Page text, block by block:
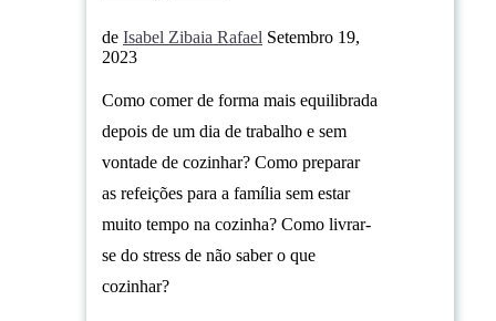
de Isabel Zibaia Rafael Setembro 19,
2023
Como comer de forma mais equilibrada
depois de um dia de trabalho e sem
vontade de cozinhar? Como preparar
as refeições para a família sem estar
muito tempo na cozinha? Como livrar-
se do stress de não saber o que
cozinhar?